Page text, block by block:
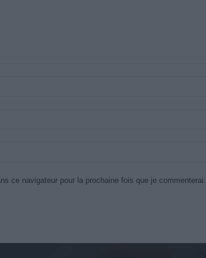
ce navigateur pour la prochaine fois que je commenterai.